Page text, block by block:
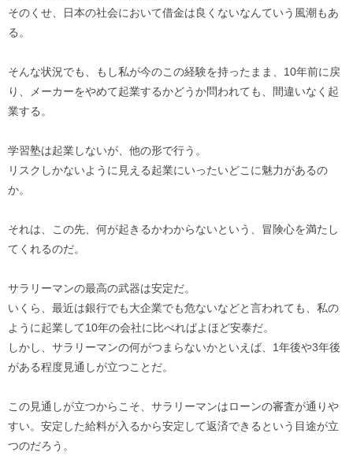
そのくせ、日本の社会において借金は良くないなんていう風潮もあ
る。
そんな状況でも、もし私が今のこの経験を持ったまま、10年前に戻
り、メーカーをやめて起業するかどうか問われても、間違いなく起
業する。
学習塾は起業しないが、他の形で行う。
リスクしかないように見える起業にいったいどこに魅力があるの
か。
それは、この先、何が起きるかわからないという、冒険心を満たし
てくれるのだ。
サラリーマンの最高の武器は安定だ。
いくら、最近は銀行でも大企業でも危ないなどと言われても、私の
ように起業して10年の会社に比べればよほど安泰だ。
しかし、サラリーマンの何がつまらないかといえば、1年後や3年後
がある程度見通しが立つことだ。
この見通しが立つからこそ、サラリーマンはローンの審査が通りや
すい。安定した給料が入るから安定して返済できるという目途が立
つのだろう。